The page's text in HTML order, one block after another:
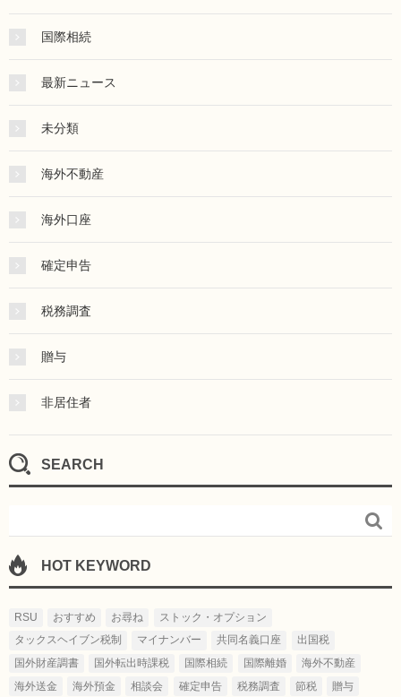
国際相続
最新ニュース
未分類
海外不動産
海外口座
確定申告
税務調査
贈与
非居住者
SEARCH

HOT KEYWORD
RSU おすすめ お尋ね
ストック・オプション
タックスヘイブン税制
マイナンバー 共同名義口座
出国税
国外財産調書
国外転出時課税 国際相続 国際離婚
海外不動産
海外送金
海外預金 相談会 確定申告 税務調査 節税 贈与